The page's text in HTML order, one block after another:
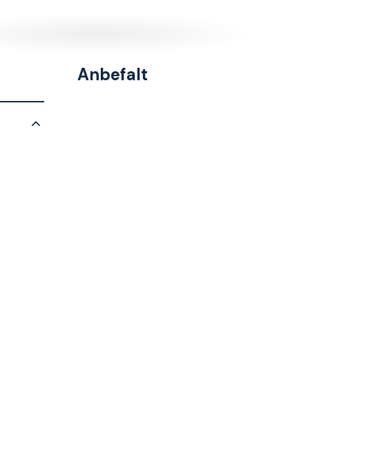
Anbefalt